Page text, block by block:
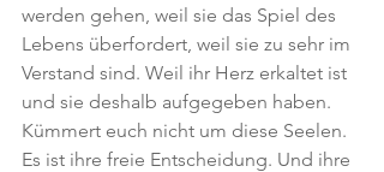
werden gehen, weil sie das Spiel des
Lebens überfordert, weil sie zu sehr im
Verstand sind. Weil ihr Herz erkaltet ist
und sie deshalb aufgegeben haben.
Kümmert euch nicht um diese Seelen.
Es ist ihre freie Entscheidung. Und ihre